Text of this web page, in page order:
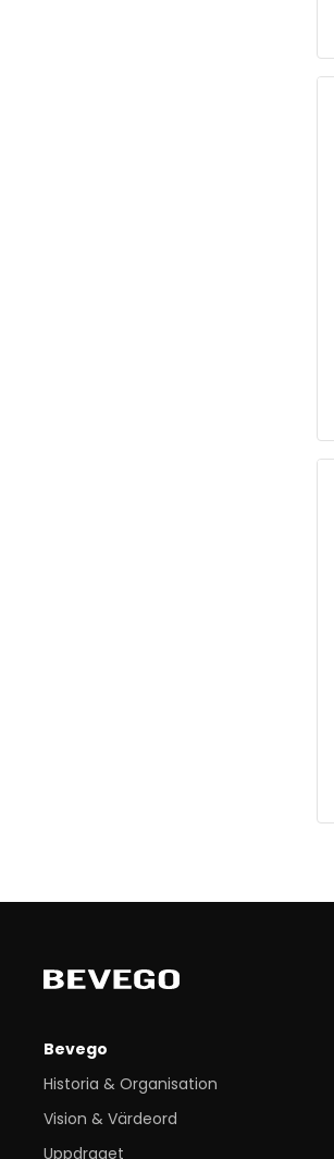
Bevego
Historia & Organisation
Vision & Värdeord
Uppdraget